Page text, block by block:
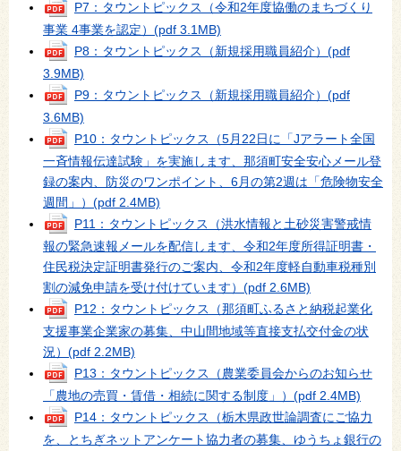
P7：タウントピックス（令和2年度協働のまちづくり
事業 4事業を認定） (pdf 3.1MB)
P8：タウントピックス（新規採用職員紹介） (pdf
3.9MB)
P9：タウントピックス（新規採用職員紹介） (pdf
3.6MB)
P10：タウントピックス（5月22日に「Jアラート全国
一斉情報伝達試験」を実施します、那須町安全安心メール登
録の案内、防災のワンポイント、6月の第2週は「危険物安全
週間」） (pdf 2.4MB)
P11：タウントピックス（洪水情報と土砂災害警戒情
報の緊急速報メールを配信します、令和2年度所得証明書・
住民税決定証明書発行のご案内、令和2年度軽自動車税種別
割の減免申請を受け付けています） (pdf 2.6MB)
P12：タウントピックス（那須町ふるさと納税起業化
支援事業企業家の募集、中山間地域等直接支払交付金の状
況） (pdf 2.2MB)
P13：タウントピックス（農業委員会からのお知らせ
「農地の売買・賃借・相続に関する制度」） (pdf 2.4MB)
P14：タウントピックス（栃木県政世論調査にご協力
を、とちぎネットアンケート協力者の募集、ゆうちょ銀行の